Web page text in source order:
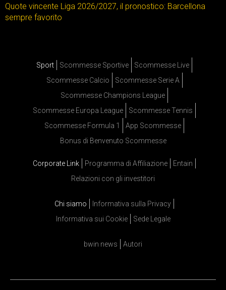
Quote vincente Liga 2026/2027, il pronostico: Barcellona
sempre favorito
Sport Scommesse Sportive
Scommesse Live
Scommesse Calcio
Scommesse Serie A
Scommesse Champions League
Scommesse Europa League
Scommesse Tennis
Scommesse Formula 1
App Scommesse
Bonus di Benvenuto Scommesse
Corporate Link Programma di Affiliazione
Entain
Relazioni con gli investitori
Chi siamo
Informativa sulla Privacy
Informativa sui Cookie
Sede Legale
bwin news Autori